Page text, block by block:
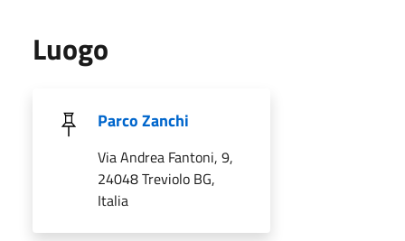
Luogo
Parco Zanchi
Via Andrea Fantoni, 9,
24048 Treviolo BG,
Italia